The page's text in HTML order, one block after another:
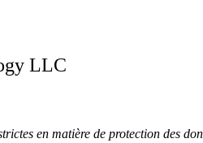
LLC
en matière de protection des